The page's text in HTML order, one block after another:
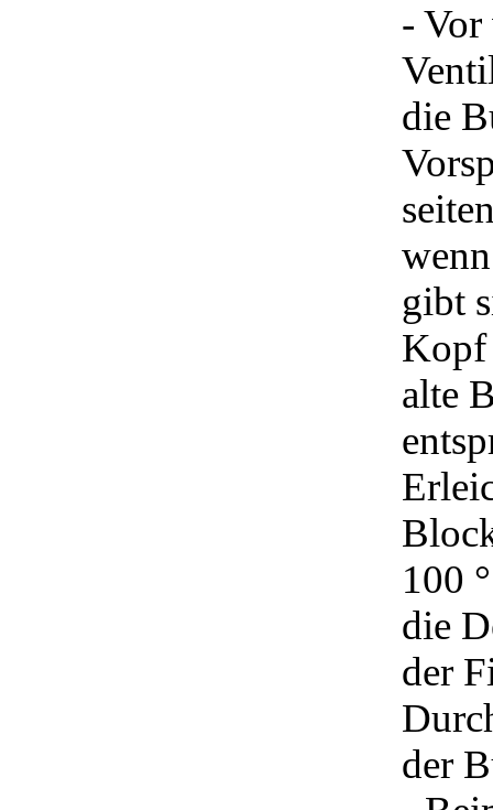
- Vor
die
gibt
Kopf
alte
100
die
der
der